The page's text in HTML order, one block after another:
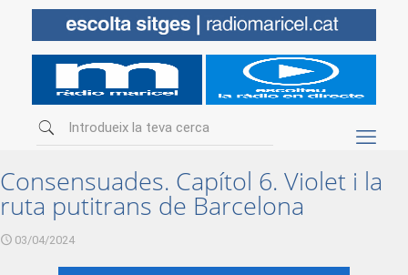
Consensuades. Capítol 6. Violet i la
ruta putitrans de Barcelona
03/04/2024